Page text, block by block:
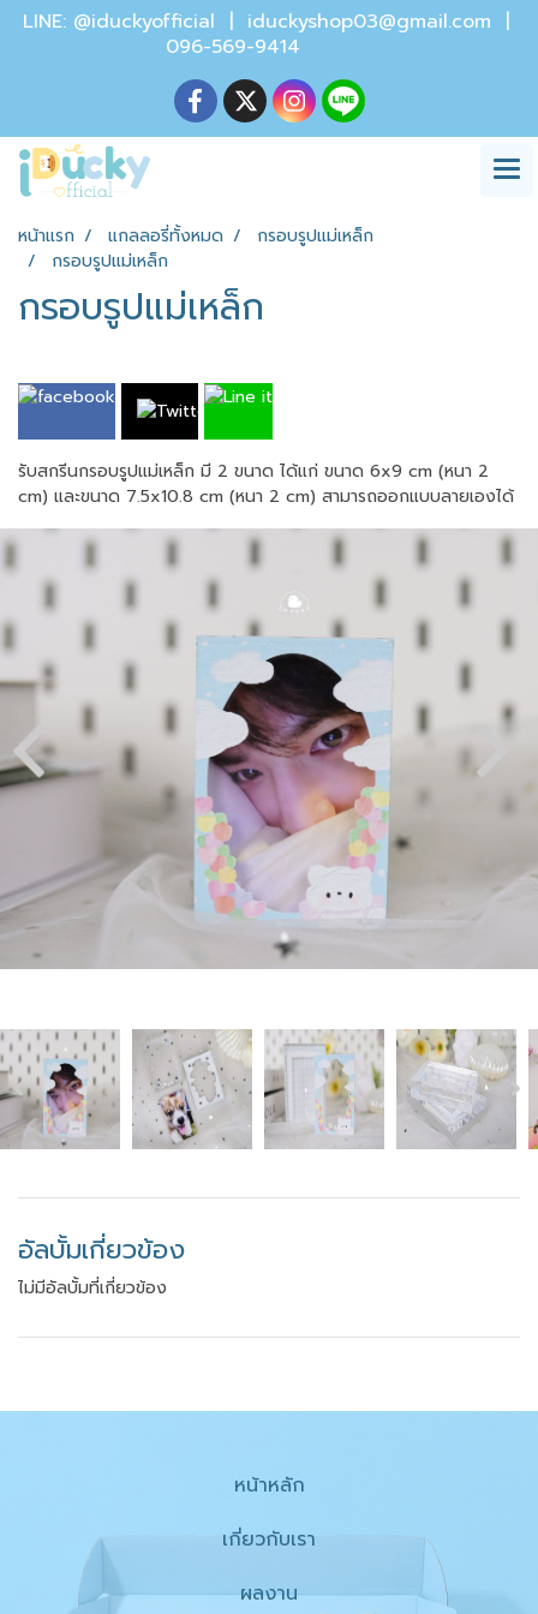
LINE: @iduckyofficial | iduckyshop03@gmail.com |
096-569-9414
หน้าแรก แกลลอรี่ทั้งหมด
กรอบรูปแม่เหล็ก
กรอบรูปแม่เหล็ก
กรอบรูปแม่เหล็ก
รับสกรีนกรอบรูปแม่เหล็ก มี 2 ขนาด ได้แก่ ขนาด 6x9 cm (หนา 2
cm) และขนาด 7.5x10.8 cm (หนา 2 cm) สามารถออกแบบลายเองได้
อัลบั้มเกี่ยวข้อง
ไม่มีอัลบั้มที่เกี่ยวข้อง
หน้าหลัก
เกี่ยวกับเรา
ผลงาน